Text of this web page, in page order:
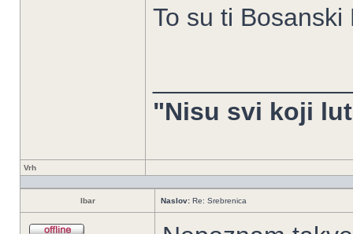
To su ti
"Nisu svi koji
Vrh
Ibar Naslov: Re: Srebrenica